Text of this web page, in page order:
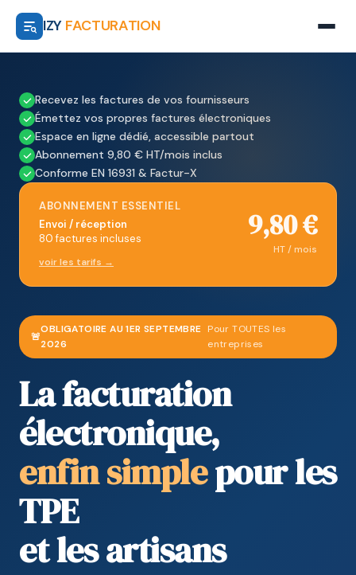
IZY FACTURATION
🚨
OBLIGATOIRE AU 1ER SEPTEMBRE
2026
Pour TOUTES les
entreprises
La facturation
électronique,
enfin simplepour les
TPE
et les artisans
Recevez les factures de vos fournisseurs
Émettez vos propres factures électroniques
Espace en ligne dédié, accessible partout
Abonnement 9,80 € HT/mois inclus
Conforme EN 16931 & Factur-X
ABONNEMENT ESSENTIEL
Envoi / réception
80 factures incluses
voir les tarifs →
9,80 €
HT / mois